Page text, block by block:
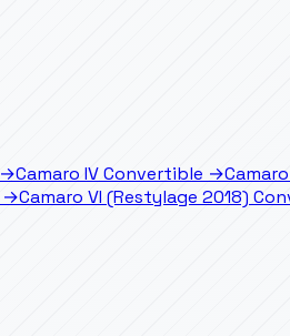
→Camaro IV Convertible →
→Camaro VI (Restylage 2018)